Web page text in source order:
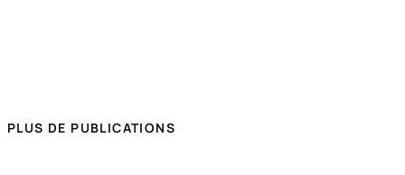
PLUS DE PUBLICATIONS